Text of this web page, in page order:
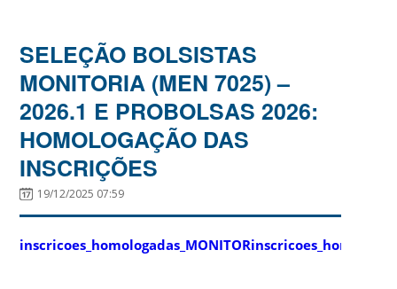
SELEÇÃO BOLSISTAS
MONITORIA (MEN 7025) –
2026.1 E PROBOLSAS 2026:
HOMOLOGAÇÃO DAS
INSCRIÇÕES
19/12/2025 07:59
inscricoes_homologadas_MONITOR